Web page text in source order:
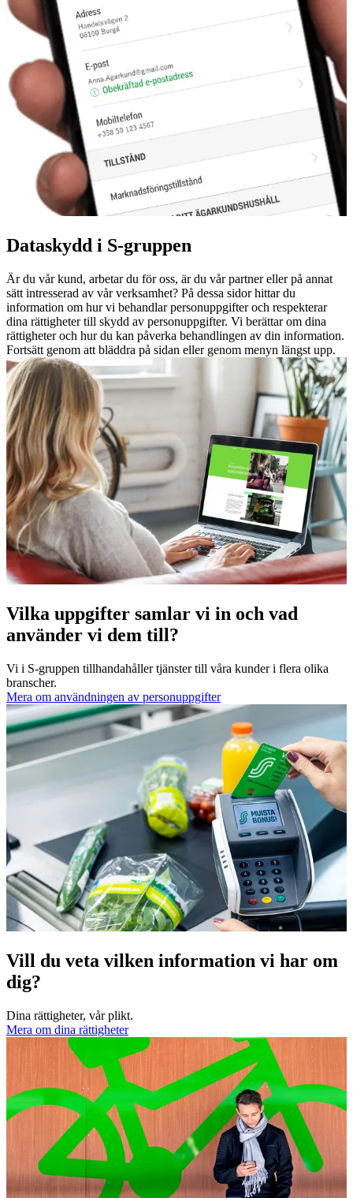
Dataskydd i S-gruppen
Är du vår kund, arbetar du för oss, är du vår partner eller på annat
sätt intresserad av vår verksamhet? På dessa sidor hittar du
information om hur vi behandlar personuppgifter och respekterar
dina rättigheter till skydd av personuppgifter. Vi berättar om dina
rättigheter och hur du kan påverka behandlingen av din information.
Fortsätt genom att bläddra på sidan eller genom menyn längst upp.
Vilka uppgifter samlar vi in och vad
använder vi dem till?
Vi i S-gruppen tillhandahåller tjänster till våra kunder i flera olika
branscher.
Mera om användningen av personuppgifter
Vill du veta vilken information vi har om
dig?
Dina rättigheter, vår plikt.
Mera om dina rättigheter